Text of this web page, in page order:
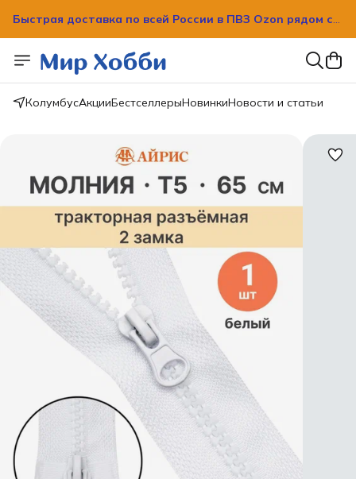
вашим домом!
Быстрая доставка по всей России в ПВЗ Ozon рядом с
вашим домом!
КолумбусАкцииБестселлерыНовинкиНовости и статьи